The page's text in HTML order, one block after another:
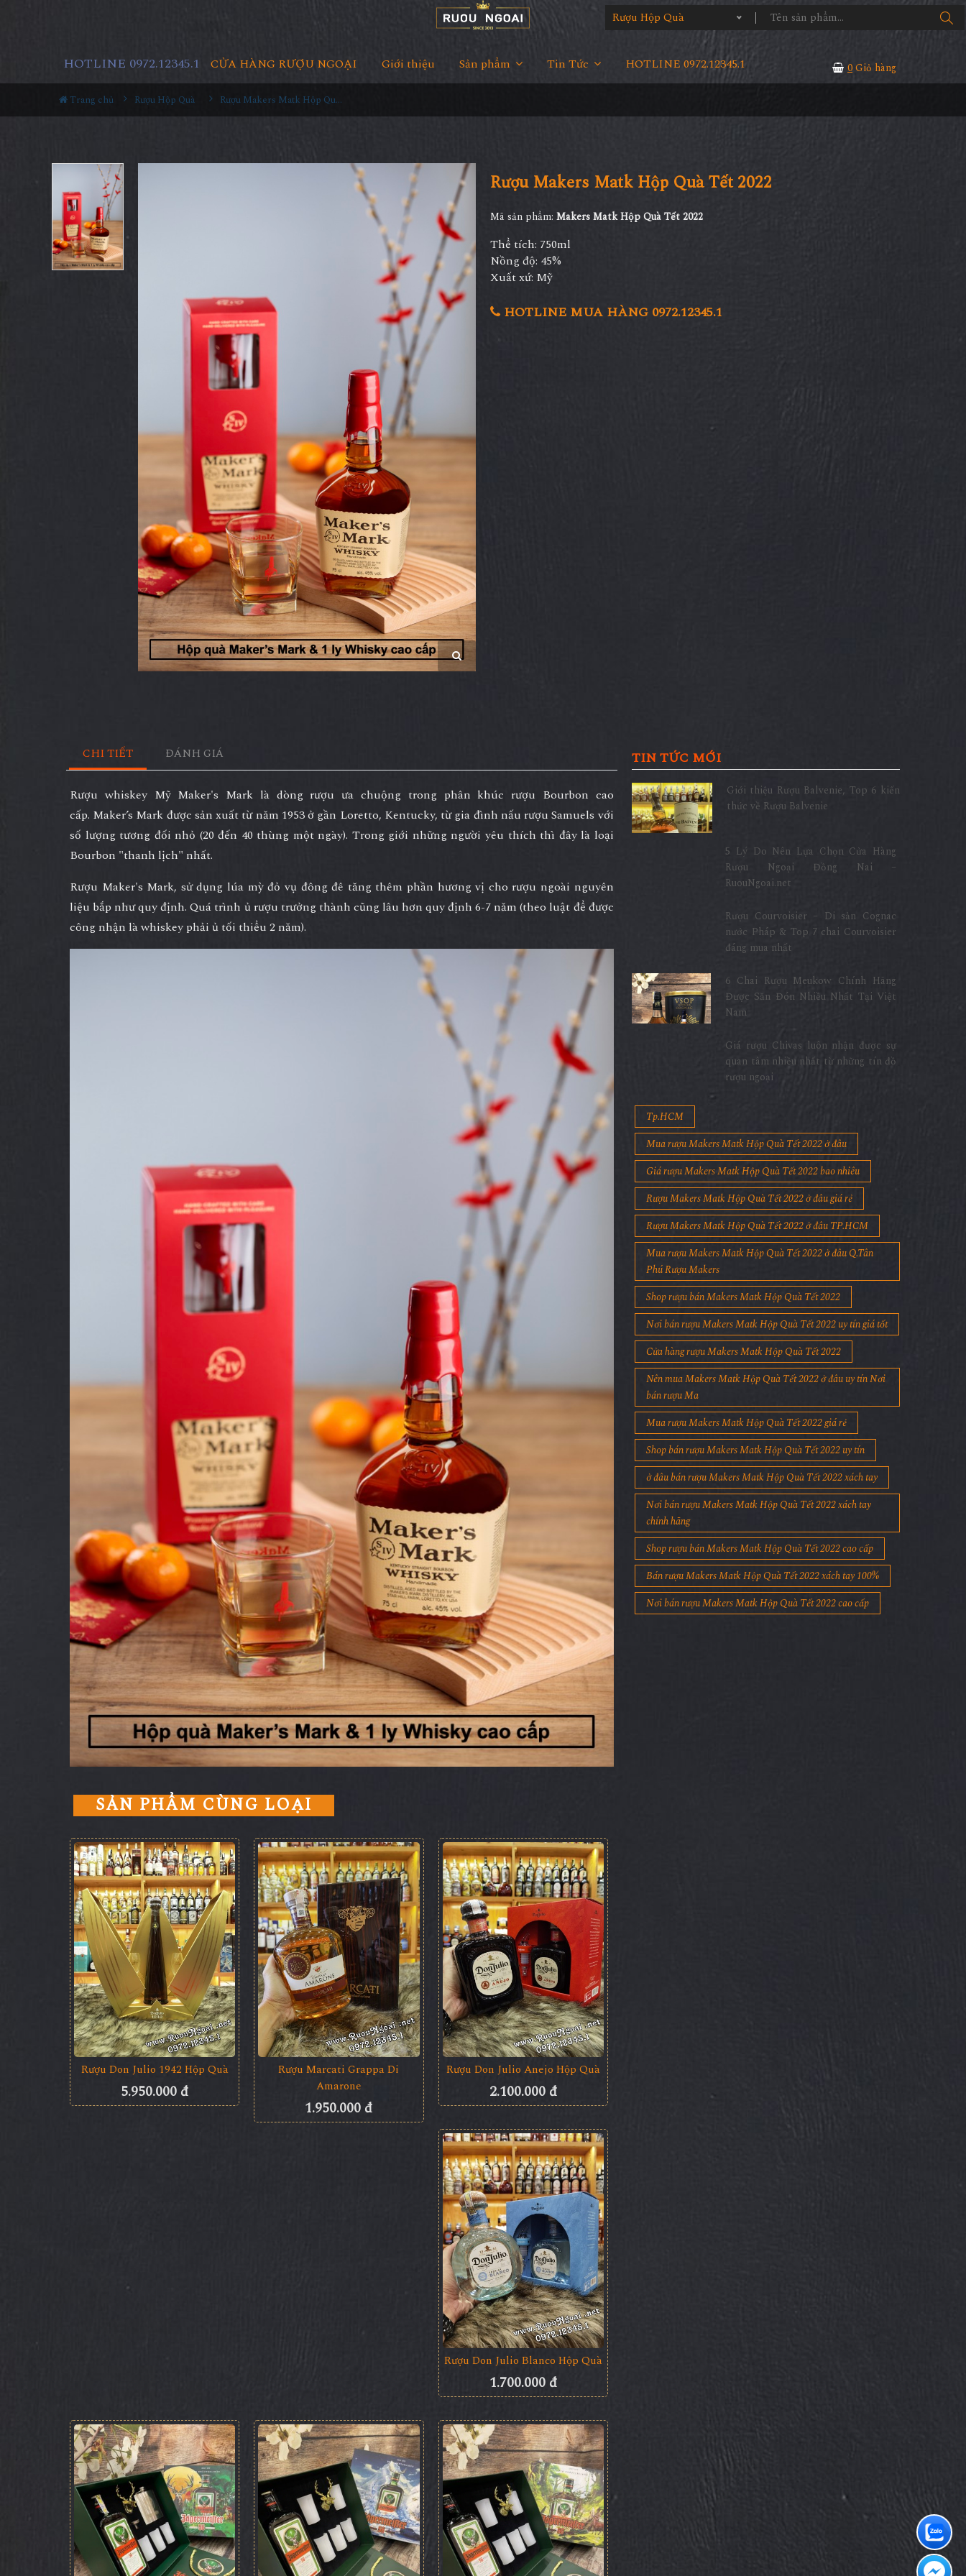
Rượu Hộp Quà
CỬA HÀNG RƯỢU NGOẠI Giới thiệu Sản phẩm Tin Tức HOTLINE 0972.12345.1 0Giỏ hàng
HOTLINE 0972.12345.1
Trang chủ Rượu Hộp Quà Rượu Makers Matk Hộp Quà Tết 2022
Rượu Makers Matk Hộp Quà Tết 2022
Mã sản phẩm: Makers Matk Hộp Quà Tết 2022
Thể tích: 750ml
Nồng độ: 45%
Xuất xứ: Mỹ
HOTLINE MUA HÀNG 0972.12345.1
CHI TIẾT ĐÁNH GIÁ
Rượu whiskey Mỹ Maker's Mark là dòng rượu ưa chuộng trong phân khúc rượu Bourbon cao
cấp. Maker’s Mark được sản xuất từ năm 1953 ở gần Loretto, Kentucky, từ gia đình nấu rượu Samuels với
số lượng tương đối nhỏ (20 đến 40 thùng một ngày). Trong giới những người yêu thích thì đây là loại
Bourbon "thanh lịch" nhất.
Rượu Maker's Mark, sử dụng lúa mỳ đỏ vụ đông đê tăng thêm phần hương vị cho rượu ngoài nguyên
liệu bắp như quy định. Quá trình ủ rượu trưởng thành cũng lâu hơn quy định 6-7 năm (theo luật để được
công nhận là whiskey phải ủ tối thiểu 2 năm).
SẢN PHẨM CÙNG LOẠI
Rượu Don Julio 1942 Hộp Quà
5.950.000 đ
Rượu Marcati Grappa Di
Amarone
1.950.000 đ
Rượu Don Julio Anejo Hộp Quà
2.100.000 đ
Rượu Don Julio Blanco Hộp Quà
1.700.000 đ
TIN TỨC MỚI
Giới thiệu Rượu Balvenie, Top 6 kiến
thức về Rượu Balvenie
5 Lý Do Nên Lựa Chọn Cửa Hàng
Rượu Ngoại Đồng Nai –
RuouNgoai.net
Rượu Courvoisier – Di sản Cognac
nước Pháp & Top 7 chai Courvoisier
đáng mua nhất
6 Chai Rượu Meukow Chính Hãng
Được Săn Đón Nhiều Nhất Tại Việt
Nam
Giá rượu Chivas luôn nhận được sự
quan tâm nhiều nhất từ những tín đồ
rượu ngoại
Tp.HCM
Mua rượu Makers Matk Hộp Quà Tết 2022 ở đâu
Giá rượu Makers Matk Hộp Quà Tết 2022 bao nhiêu
Rượu Makers Matk Hộp Quà Tết 2022 ở đâu giá rẻ
Rượu Makers Matk Hộp Quà Tết 2022 ở đâu TP.HCM
Mua rượu Makers Matk Hộp Quà Tết 2022 ở đâu Q.Tân
Phú Rượu Makers
Shop rượu bán Makers Matk Hộp Quà Tết 2022
Nơi bán rượu Makers Matk Hộp Quà Tết 2022 uy tín giá tốt
Cửa hàng rượu Makers Matk Hộp Quà Tết 2022
Nên mua Makers Matk Hộp Quà Tết 2022 ở đâu uy tín Nơi
bán rượu Ma
Mua rượu Makers Matk Hộp Quà Tết 2022 giá rẻ
Shop bán rượu Makers Matk Hộp Quà Tết 2022 uy tín
ở đâu bán rượu Makers Matk Hộp Quà Tết 2022 xách tay
Nơi bán rượu Makers Matk Hộp Quà Tết 2022 xách tay
chính hãng
Shop rượu bán Makers Matk Hộp Quà Tết 2022 cao cấp
Bán rượu Makers Matk Hộp Quà Tết 2022 xách tay 100%
Nơi bán rượu Makers Matk Hộp Quà Tết 2022 cao cấp